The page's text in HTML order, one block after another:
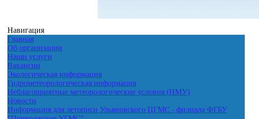
Навигация
Главная
Об организации
Наши услуги
Вакансии
Экологическая информация
Гидрометеорологическая информация
Неблагоприятные метеорологические условия (НМУ)
Новости
Информация для летописи Ульяновского ЦГМС - филиала ФГБУ